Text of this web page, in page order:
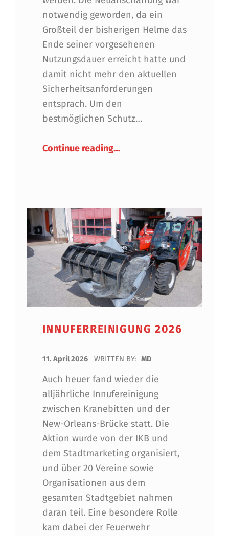
notwendig geworden, da ein
Großteil der bisherigen Helme das
Ende seiner vorgesehenen
Nutzungsdauer erreicht hatte und
damit nicht mehr den aktuellen
Sicherheitsanforderungen
entsprach. Um den
bestmöglichen Schutz…
Continue reading…
INNUFERREINIGUNG 2026
11. April 2026 WRITTEN BY: MD
Auch heuer fand wieder die
alljährliche Innufereinigung
zwischen Kranebitten und der
New-Orleans-Brücke statt. Die
Aktion wurde von der IKB und
dem Stadtmarketing organisiert,
und über 20 Vereine sowie
Organisationen aus dem
gesamten Stadtgebiet nahmen
daran teil. Eine besondere Rolle
kam dabei der Feuerwehr